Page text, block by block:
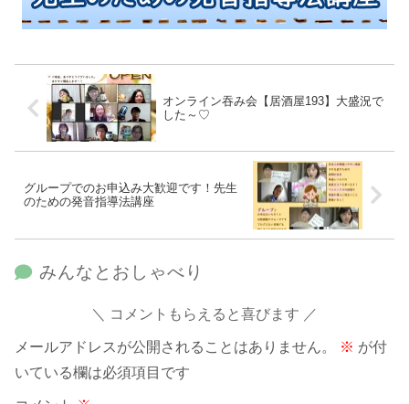
オンライン吞み会【居酒屋193】大盛況で
した～♡
グループでのお申込み大歓迎です！先生
のための発音指導法講座
みんなとおしゃべり
コメントもらえると喜びます
メールアドレスが公開されることはありません。 ※ が付
いている欄は必須項目です